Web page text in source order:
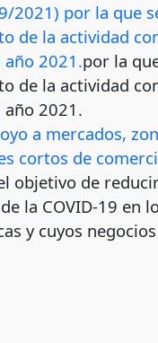
2021) por la que
de la actividad
2021.por la
de la actividad
2021.
a mercados,
cortos de
objetivo de
la COVID-19 en
y cuyos